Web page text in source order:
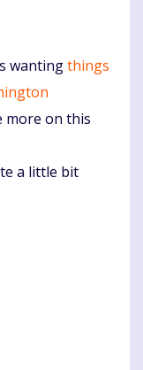
wantingthings
more on this
a little bit